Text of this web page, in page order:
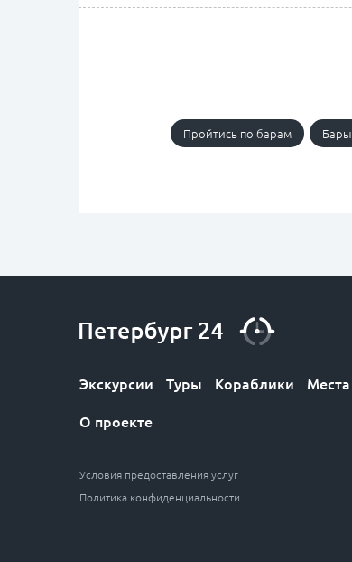
Пройтись по барам Бары
Экскурсии Туры Кораблики Места
О проекте
Условия предоставления услуг
Политика конфиденциальности